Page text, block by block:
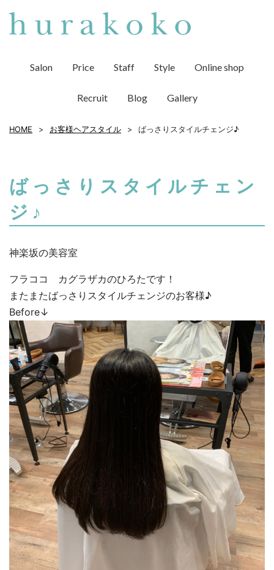
Salon Price Staff Style Online shop
Recruit Blog Gallery
HOME お客様ヘアスタイル ばっさりスタイルチェンジ♪
ばっさりスタイルチェン
ジ♪
神楽坂の美容室
フラココ カグラザカのひろたです！
またまたばっさりスタイルチェンジのお客様♪
Before↓